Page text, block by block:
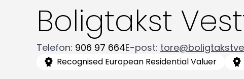
Boligtakst
Telefon: 906 97 664E-post:
Recognised European Residential Valuer